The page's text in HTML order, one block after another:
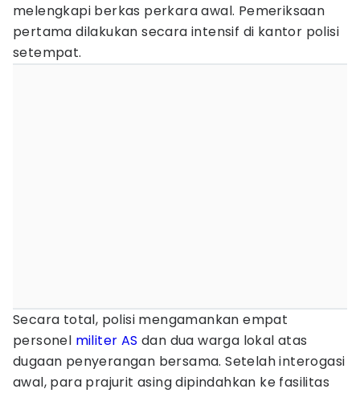
melengkapi berkas perkara awal. Pemeriksaan
pertama dilakukan secara intensif di kantor polisi
setempat.
Secara total, polisi mengamankan empat
personel militer AS dan dua warga lokal atas
dugaan penyerangan bersama. Setelah interogasi
awal, para prajurit asing dipindahkan ke fasilitas